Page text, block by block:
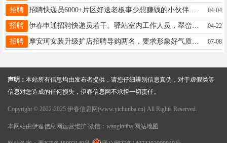
招聘 招聘快递员6000+片区好送老板事少想赚钱的小伙伴联系我张18445845306 04-04
招聘 伊春申通招聘快递员若干。驿站室内工作人员，翠峦申通招聘快递员，详情致电18182888848张先生18814588445 04-22
招聘 摩安珂女装升级扩店招聘导购两名，要求形象好气质佳有经验优先，年龄20-40岁，上下午倒班工作轻松不累李19604580990 07-08
声明： 本站所有信息均由发布者提供，请您仔细辨别信息真伪，对于虚假类等
信息对您造成的任何损失，伊春信息网不承担一切责任。
Copyright © 2022-2025 伊春信息网(www.yichunba.cn) All Rights Reserved.
本网站由伊春信息网 运营维护 微信：wangkuiba 网站地图